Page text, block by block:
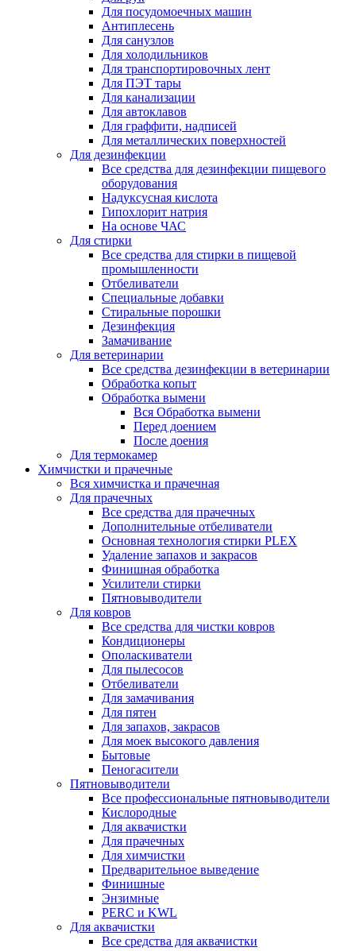
Для посудомоечных машин
Антиплесень
Для санузлов
Для холодильников
Для транспортировочных лент
Для ПЭТ тары
Для канализации
Для автоклавов
Для граффити, надписей
Для металлических поверхностей
Для дезинфекции
Все средства для дезинфекции пищевого
оборудования
Надуксусная кислота
Гипохлорит натрия
На основе ЧАС
Для стирки
Все средства для стирки в пищевой
промышленности
Отбеливатели
Специальные добавки
Стиральные порошки
Дезинфекция
Замачивание
Для ветеринарии
Все средства дезинфекции в ветеринарии
Обработка копыт
Обработка вымени
Вся Обработка вымени
Перед доением
После доения
Для термокамер
Химчистки и прачечные
Вся химчистка и прачечная
Для прачечных
Все средства для прачечных
Дополнительные отбеливатели
Основная технология стирки PLEX
Удаление запахов и закрасов
Финишная обработка
Усилители стирки
Пятновыводители
Для ковров
Все средства для чистки ковров
Кондиционеры
Ополаскиватели
Для пылесосов
Отбеливатели
Для замачивания
Для пятен
Для запахов, закрасов
Для моек высокого давления
Бытовые
Пеногасители
Пятновыводители
Все профессиональные пятновыводители
Кислородные
Для аквачистки
Для прачечных
Для химчистки
Предварительное выведение
Финишные
Энзимные
PERC и KWL
Для аквачистки
Все средства для аквачистки